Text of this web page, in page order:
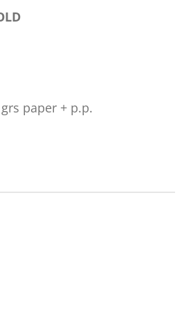
paper + p.p.